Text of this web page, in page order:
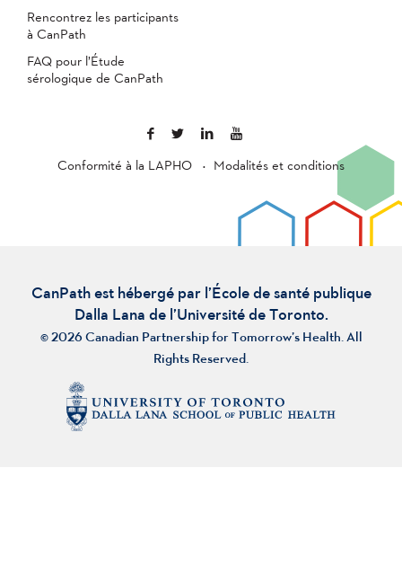
Rencontrez les participants
à CanPath
FAQ pour l’Étude
sérologique de CanPath
Conformité à la LAPHO Modalités et conditions
CanPath est hébergé par l’École de santé publique
Dalla Lana de l’Université de Toronto.
© 2026 Canadian Partnership for Tomorrow’s Health. All
Rights Reserved.